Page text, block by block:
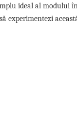
ideal al modului
experimentezi